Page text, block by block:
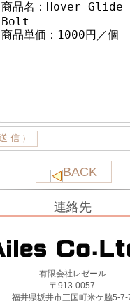
BACK
連絡先
有限会社レゼール
〒913-0057
福井県坂井市三国町米ケ脇5-7-